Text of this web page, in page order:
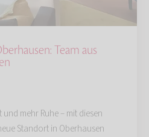
Team aus
mehr Ruhe – mit diesen
Standort in Oberhausen